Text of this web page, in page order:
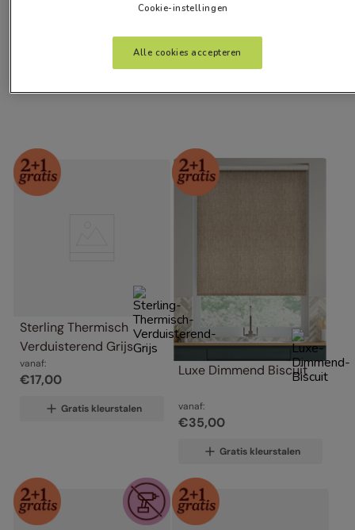
vanaf:
€ 25,15
Sterling Thermisch
Verduisterend Grijs
vanaf:
€17,00
Gratis kleurstalen
Luxe Dimmend Biscuit
vanaf:
€35,00
Gratis kleurstalen
Cookie-instellingen
Alle cookies accepteren